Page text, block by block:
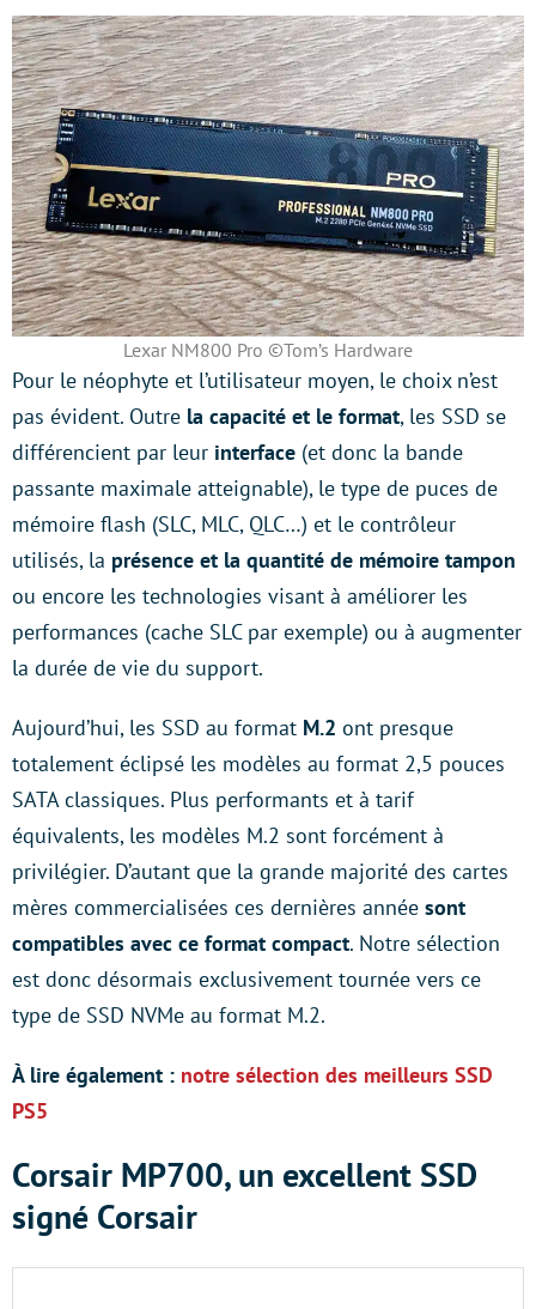
Lexar NM800 Pro ©Tom’s Hardware
Pour le néophyte et l’utilisateur moyen, le choix n’est
pas évident. Outre la capacité et le format, les SSD se
différencient par leur interface (et donc la bande
passante maximale atteignable), le type de puces de
mémoire flash (SLC, MLC, QLC…) et le contrôleur
utilisés, la présence et la quantité de mémoire tampon
ou encore les technologies visant à améliorer les
performances (cache SLC par exemple) ou à augmenter
la durée de vie du support.
Aujourd’hui, les SSD au format M.2 ont presque
totalement éclipsé les modèles au format 2,5 pouces
SATA classiques. Plus performants et à tarif
équivalents, les modèles M.2 sont forcément à
privilégier. D’autant que la grande majorité des cartes
mères commercialisées ces dernières année sont
compatibles avec ce format compact. Notre sélection
est donc désormais exclusivement tournée vers ce
type de SSD NVMe au format M.2.
À lire également : notre sélection des meilleurs SSD
PS5
Corsair MP700, un excellent SSD
signé Corsair